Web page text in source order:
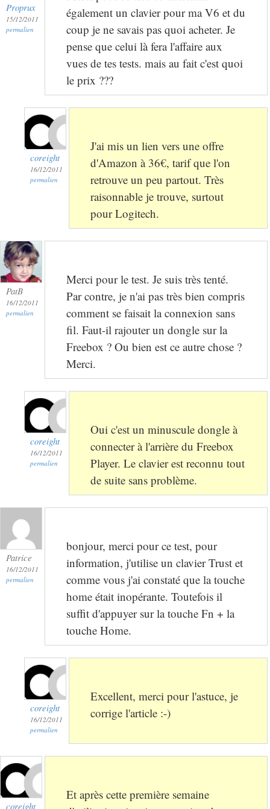
Proprux
15/12/2011
permalien
également un clavier pour ma V6 et du
coup je ne savais pas quoi acheter. Je
pense que celui là fera l'affaire aux
vues de tes tests. mais au fait c'est quoi
le prix ???
coreight
16/12/2011
permalien
J'ai mis un lien vers une offre
d'Amazon à 36€, tarif que l'on
retrouve un peu partout. Très
raisonnable je trouve, surtout
pour Logitech.
PatB
16/12/2011
permalien
Merci pour le test. Je suis très tenté.
Par contre, je n'ai pas très bien compris
comment se faisait la connexion sans
fil. Faut-il rajouter un dongle sur la
Freebox ? Ou bien est ce autre chose ?
Merci.
coreight
16/12/2011
permalien
Oui c'est un minuscule dongle à
connecter à l'arrière du Freebox
Player. Le clavier est reconnu tout
de suite sans problème.
Patrice
16/12/2011
permalien
bonjour, merci pour ce test, pour
information, j'utilise un clavier Trust et
comme vous j'ai constaté que la touche
home était inopérante. Toutefois il
suffit d'appuyer sur la touche Fn + la
touche Home.
coreight
16/12/2011
permalien
Excellent, merci pour l'astuce, je
corrige l'article :-)
coreight
Et après cette première semaine